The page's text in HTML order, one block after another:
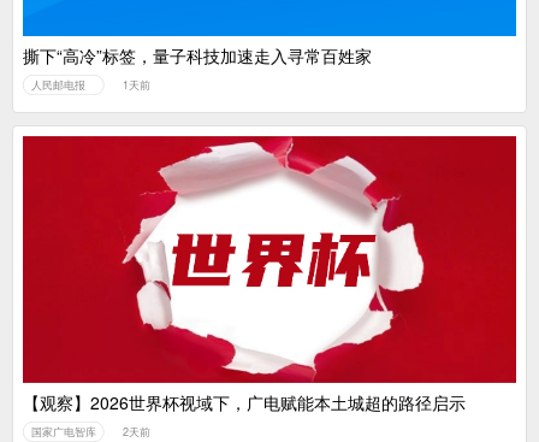
撕下“高冷”标签，量子科技加速走入寻常百姓家
人民邮电报 1天前
【观察】2026世界杯视域下，广电赋能本土城超的路径启示
国家广电智库 2天前